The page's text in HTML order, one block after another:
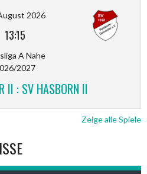
2026
13:15
A Nahe
2027
II : SV HASBORN II
Zeige alle Spiele